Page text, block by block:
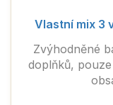
Vlastní mix 3
Zvýhodněné
doplňků,